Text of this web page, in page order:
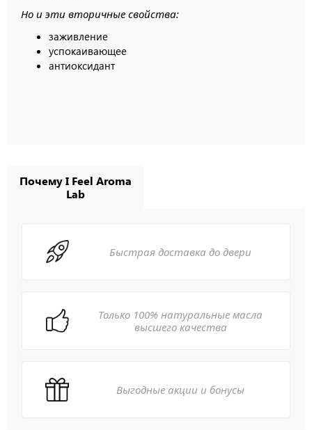
Но и эти вторичные свойства:
заживление
успокаивающее
антиоксидант
Почему I Feel Aroma
Lab
Быстрая доставка до двери
Только 100% натуральные масла
высшего качества
Выгодные акции и бонусы